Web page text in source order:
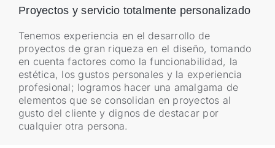
Proyectos y servicio totalmente personalizado
Tenemos experiencia en el desarrollo de
proyectos de gran riqueza en el diseño, tomando
en cuenta factores como la funcionabilidad, la
estética, los gustos personales y la experiencia
profesional; logramos hacer una amalgama de
elementos que se consolidan en proyectos al
gusto del cliente y dignos de destacar por
cualquier otra persona.